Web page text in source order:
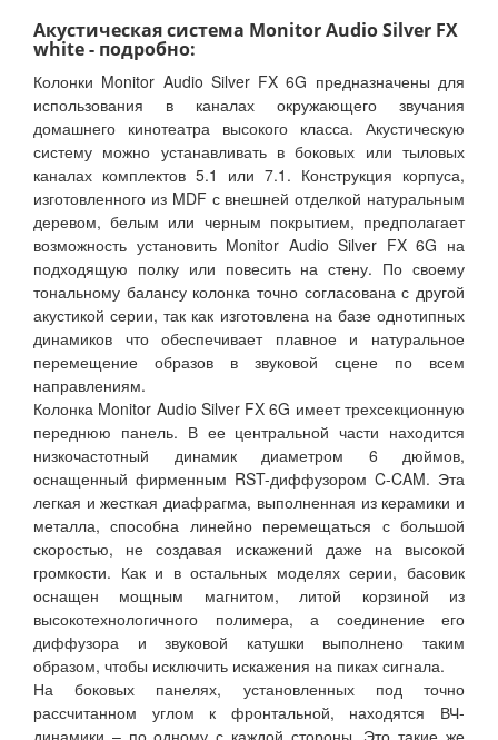
Акустическая система Monitor Audio Silver FX
white - подробно:
Колонки Monitor Audio Silver FX 6G предназначены для
использования в каналах окружающего звучания
домашнего кинотеатра высокого класса. Акустическую
систему можно устанавливать в боковых или тыловых
каналах комплектов 5.1 или 7.1. Конструкция корпуса,
изготовленного из MDF с внешней отделкой натуральным
деревом, белым или черным покрытием, предполагает
возможность установить Monitor Audio Silver FX 6G на
подходящую полку или повесить на стену. По своему
тональному балансу колонка точно согласована с другой
акустикой серии, так как изготовлена на базе однотипных
динамиков что обеспечивает плавное и натуральное
перемещение образов в звуковой сцене по всем
направлениям.
Колонка Monitor Audio Silver FX 6G имеет трехсекционную
переднюю панель. В ее центральной части находится
низкочастотный динамик диаметром 6 дюймов,
оснащенный фирменным RST-диффузором C-CAM. Эта
легкая и жесткая диафрагма, выполненная из керамики и
металла, способна линейно перемещаться с большой
скоростью, не создавая искажений даже на высокой
громкости. Как и в остальных моделях серии, басовик
оснащен мощным магнитом, литой корзиной из
высокотехнологичного полимера, а соединение его
диффузора и звуковой катушки выполнено таким
образом, чтобы исключить искажения на пиках сигнала.
На боковых панелях, установленных под точно
рассчитанном углом к фронтальной, находятся ВЧ-